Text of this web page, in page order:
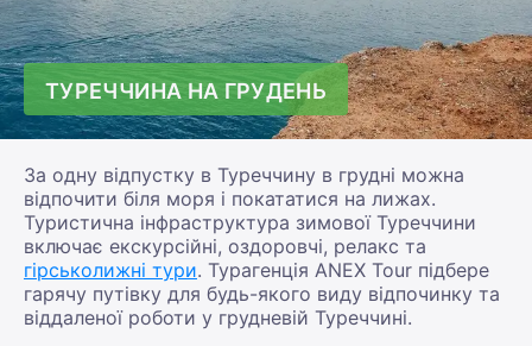
ТУРЕЧЧИНА НА ГРУДЕНЬ
За одну відпустку в Туреччину в грудні можна
відпочити біля моря і покататися на лижах.
Туристична інфраструктура зимової Туреччини
включає екскурсійні, оздоровчі, релакс та
гірськолижні тури. Турагенція ANEX Tour підбере
гарячу путівку для будь-якого виду відпочинку та
віддаленої роботи у грудневій Туреччині.